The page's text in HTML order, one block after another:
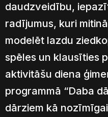
daudzveidību,
radījumus, kuri
modelēt lazdu
spēles un klausīties
aktivitāšu diena
programmā “Daba
dārziem kā